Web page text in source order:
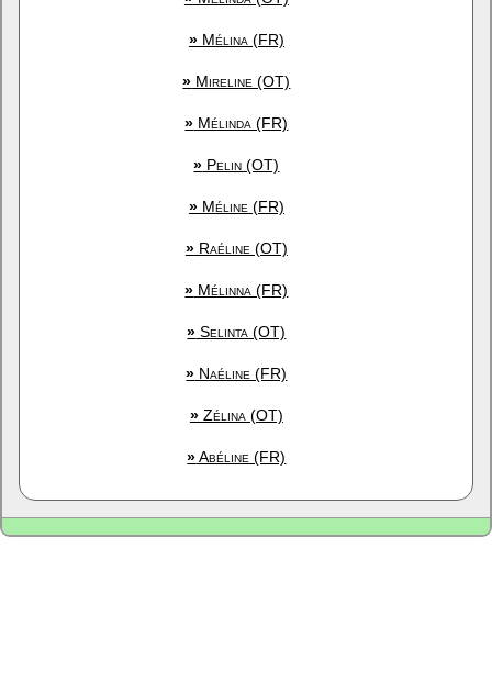
»Mélina (FR)
» Mireline (OT)
» Mélinda (FR)
» Pelin (OT)
»Méline (FR)
»Raéline (OT)
» Mélinna (FR)
» Selinta (OT)
» Naéline (FR)
»Zélina (OT)
»Abéline (FR)